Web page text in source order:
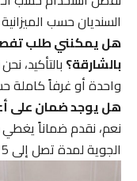
السنديان حسب الميزانية
هل يمكنني طلب
بالشارقة؟بالتأكيد، نحن
واحدة أو غرفاً كاملة
هل يوجد ضمان على
نعم، نقدم ضماناً يغطي
الجوية لمدة تصل إلى 5 سنوات بالشارقة.